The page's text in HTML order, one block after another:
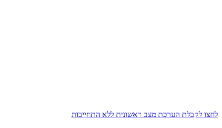
לחצו לקבלת הערכת מצב ראשונית ללא התחייבות